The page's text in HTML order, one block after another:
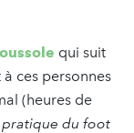
qui suit
à ces personnes
(heures de
du foot